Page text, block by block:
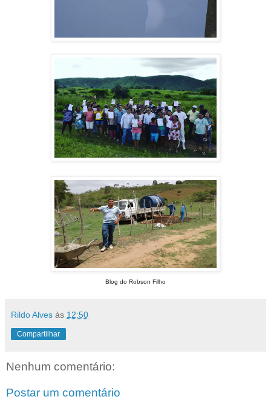
Blog do Robson Filho
Rildo Alves às 12:50
Compartilhar
Nenhum comentário:
Postar um comentário